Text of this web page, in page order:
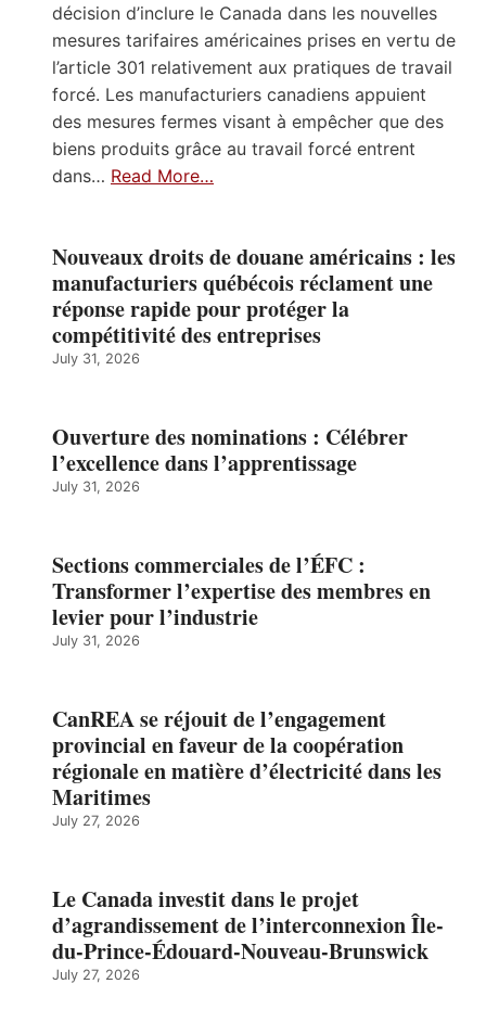
décision d’inclure le Canada dans les nouvelles
mesures tarifaires américaines prises en vertu de
l’article 301 relativement aux pratiques de travail
forcé. Les manufacturiers canadiens appuient
des mesures fermes visant à empêcher que des
biens produits grâce au travail forcé entrent
dans… Read More…
Nouveaux droits de douane américains : les
manufacturiers québécois réclament une
réponse rapide pour protéger la
compétitivité des entreprises
July 31, 2026
Ouverture des nominations : Célébrer
l’excellence dans l’apprentissage
July 31, 2026
Sections commerciales de l’ÉFC :
Transformer l’expertise des membres en
levier pour l’industrie
July 31, 2026
CanREA se réjouit de l’engagement
provincial en faveur de la coopération
régionale en matière d’électricité dans les
Maritimes
July 27, 2026
Le Canada investit dans le projet
d’agrandissement de l’interconnexion Île-
du-Prince-Édouard-Nouveau-Brunswick
July 27, 2026